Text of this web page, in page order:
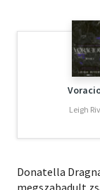
Leigh
Donatella
megszabadult